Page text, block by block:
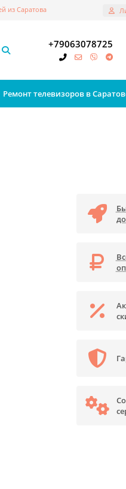
из Саратова
+79063078725
Ремонт телевизоров в